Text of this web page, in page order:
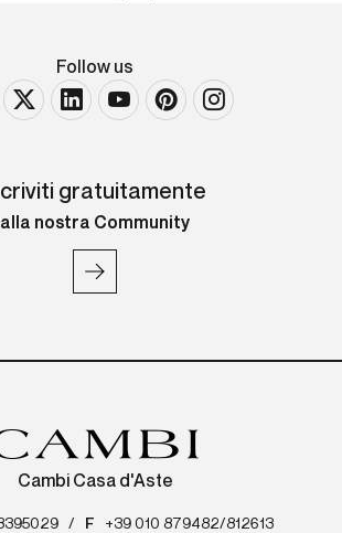
Follow us
gratuitamente
alla nostra Community
Cambi Casa d'Aste
/ F
+39 010 879482/812613